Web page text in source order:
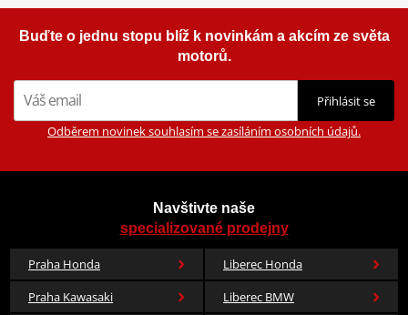
Buďte o jednu stopu blíž k novinkám a akcím ze světa
motorů.
Přihlásit se
Odběrem novinek souhlasím se zasíláním osobních údajů.
Navštivte naše
specializované prodejny
Praha Honda
Liberec Honda
Praha Kawasaki
Liberec BMW